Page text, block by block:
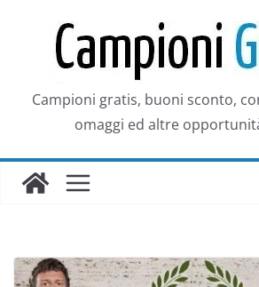
contenuto
Campioni gratis, buoni sconto,
omaggi ed altre